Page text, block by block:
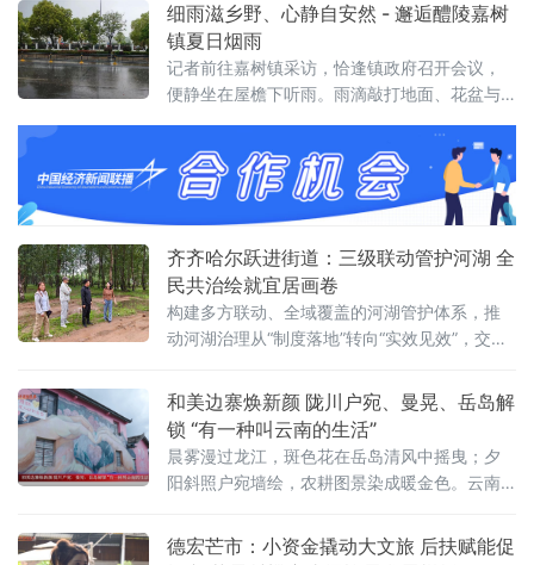
细雨滋乡野、心静自安然 - 邂逅醴陵嘉树
镇夏日烟雨
记者前往嘉树镇采访，恰逢镇政府召开会议，
便静坐在屋檐下听雨。雨滴敲打地面、花盆与
的清新气息，心头浮躁悄然消散。夏日乡村的
细雨，自带温润的烟火气息。细密雨点飘落院
中地砖，落下时漾开圈圈浅浅水痕。不锈钢栏
杆挂满晶莹水珠，微风拂过，水珠顺势滚落，
滴答作响，节奏舒缓悠
齐齐哈尔跃进街道：三级联动管护河湖 全
民共治绘就宜居画卷
构建多方联动、全域覆盖的河湖管护体系，推
动河湖治理从“制度落地”转向“实效见效”，交出
护队伍，织密全域巡河防护网。街道建立街
道、社区两级河长责任体系，配齐专兼
和美边寨焕新颜 陇川户宛、曼晃、岳岛解
锁 “有一种叫云南的生活”
晨雾漫过龙江，斑色花在岳岛清风中摇曳；夕
阳斜照户宛墙绘，农耕图景染成暖金色。云南
村、景罕镇曼晃村勐约栋及勐约乡岳岛小组，
正以“美丽家园”建设的扎实成效，将“有一种叫
德宏芒市：小资金撬动大文旅 后扶赋能促